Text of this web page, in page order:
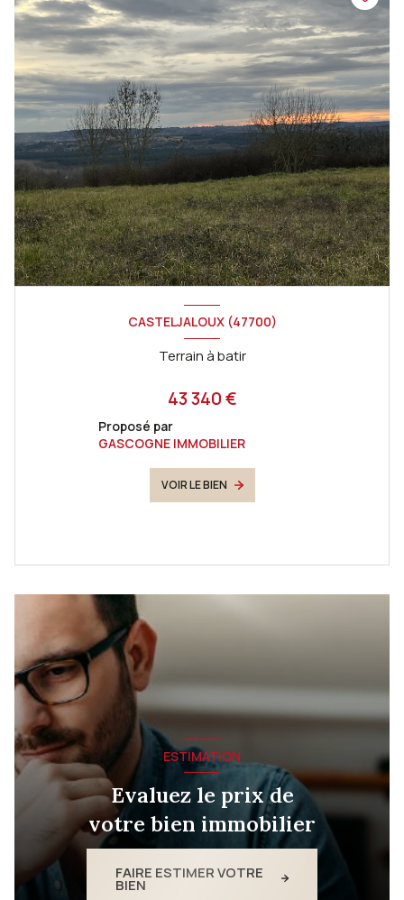
CASTELJALOUX (47700)
Terrain à batir
43 340 €
Proposé par
GASCOGNE IMMOBILIER
VOIR LE BIEN
ESTIMATION
Evaluez le prix de
votre bien immobilier
FAIRE ESTIMER VOTRE
BIEN